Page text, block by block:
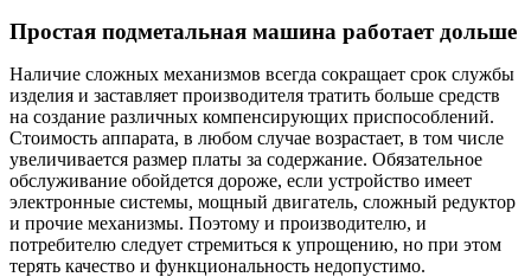
Простая подметальная машина работает дольше
Наличие сложных механизмов всегда сокращает срок службы
изделия и заставляет производителя тратить больше средств
на создание различных компенсирующих приспособлений.
Стоимость аппарата, в любом случае возрастает, в том числе
увеличивается размер платы за содержание. Обязательное
обслуживание обойдется дороже, если устройство имеет
электронные системы, мощный двигатель, сложный редуктор
и прочие механизмы. Поэтому и производителю, и
потребителю следует стремиться к упрощению, но при этом
терять качество и функциональность недопустимо.